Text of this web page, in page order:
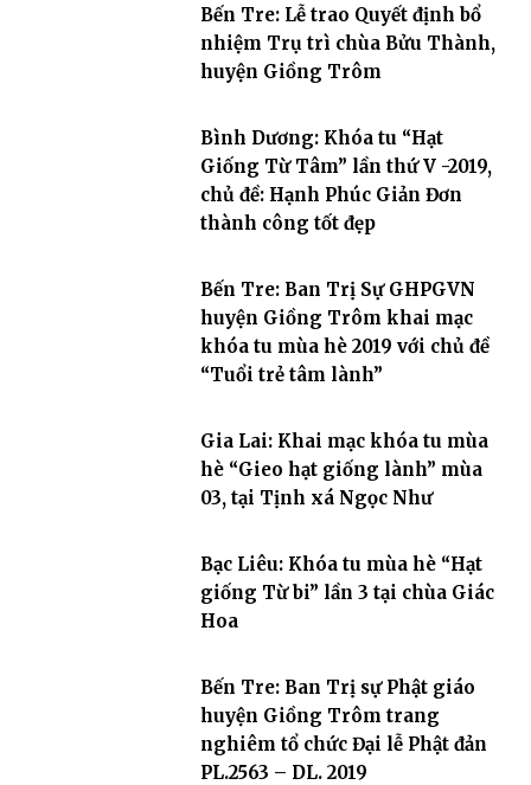
Bến Tre: Lễ trao Quyết định bổ
nhiệm Trụ trì chùa Bửu Thành,
huyện Giồng Trôm
Bình Dương: Khóa tu “Hạt
Giống Từ Tâm” lần thứ V -2019,
chủ đề: Hạnh Phúc Giản Đơn
thành công tốt đẹp
Bến Tre: Ban Trị Sự GHPGVN
huyện Giồng Trôm khai mạc
khóa tu mùa hè 2019 với chủ đề
“Tuổi trẻ tâm lành”
Gia Lai: Khai mạc khóa tu mùa
hè “Gieo hạt giống lành” mùa
03, tại Tịnh xá Ngọc Như
Bạc Liêu: Khóa tu mùa hè “Hạt
giống Từ bi” lần 3 tại chùa Giác
Hoa
Bến Tre: Ban Trị sự Phật giáo
huyện Giồng Trôm trang
nghiêm tổ chức Đại lễ Phật đản
PL.2563 – DL. 2019